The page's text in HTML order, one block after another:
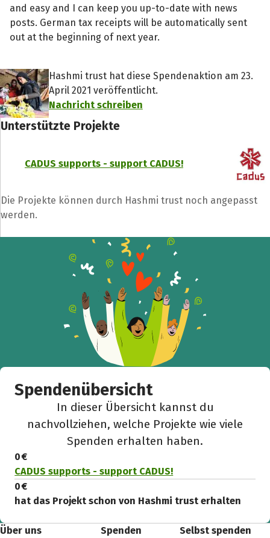
and easy and I can keep you up-to-date with news
posts. German tax receipts will be automatically sent
out at the beginning of next year.
Hashmi trust hat diese Spendenaktion am 23.
April 2021 veröffentlicht.
Nachricht schreiben
Unterstützte Projekte
CADUS supports - support CADUS!
Die Projekte können durch Hashmi trust noch angepasst
werden.
Spendenübersicht
In dieser Übersicht kannst du
nachvollziehen, welche Projekte wie viele
Spenden erhalten haben.
0 €
CADUS supports - support CADUS!
0 €
hat das Projekt schon von Hashmi trust erhalten
Über uns
Spenden
Selbst spenden